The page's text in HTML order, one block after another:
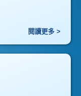
閱讀更多 >